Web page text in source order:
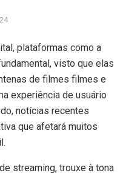
plataformas como a
visto que elas
de filmes filmes e
experiência de usuário
notícias recentes
que afetará muitos
streaming, trouxe à tona